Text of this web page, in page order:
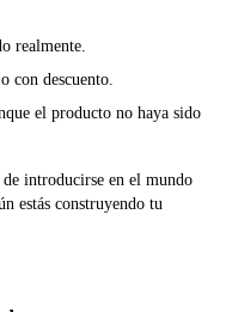
realmente.
con descuento.
el producto no haya sido
de introducirse en el mundo
estás construyendo tu